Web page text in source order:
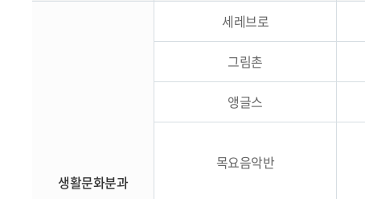
생활문화분과
세레브로
그림촌
앵글스
목요음악반